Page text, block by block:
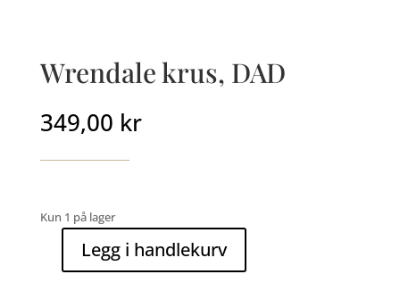
Wrendale krus, DAD
349,00 kr
Kun 1 på lager
WrendaleLegg i handlekurv